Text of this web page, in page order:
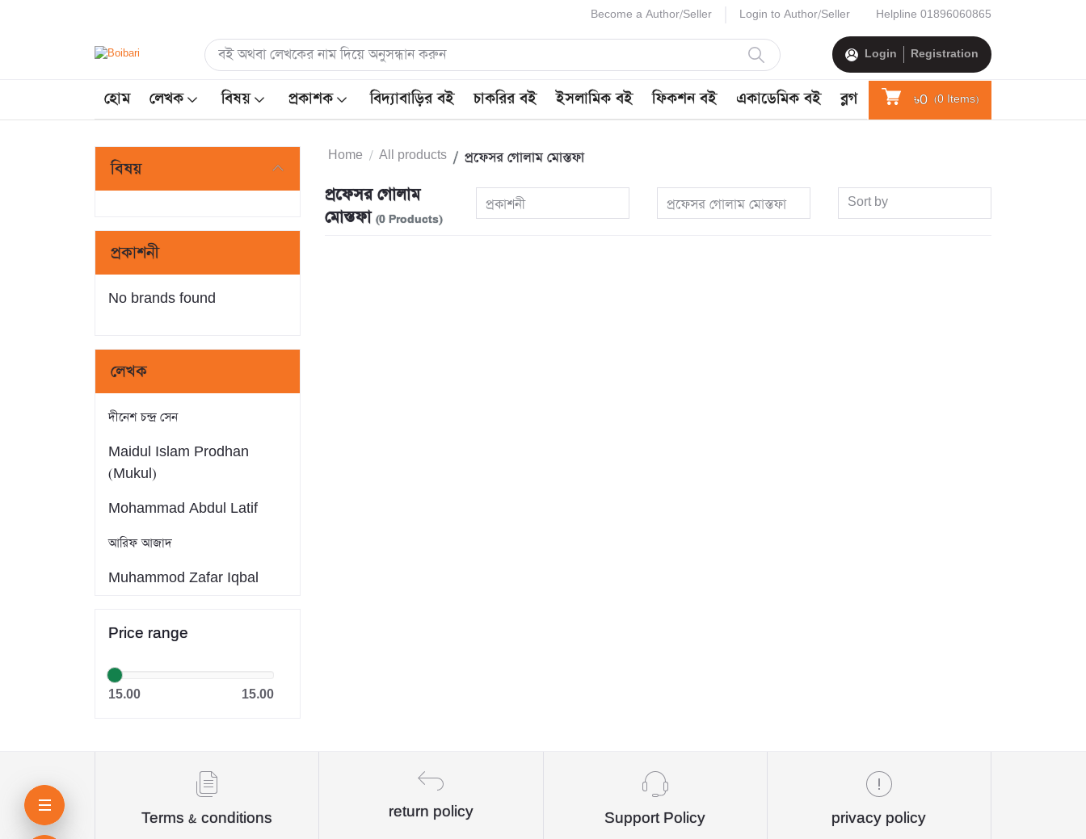
Become a Author/Seller Login to Author/Seller Helpline 01896060865
Login Registration
হোম লেখক বিষয় প্রকাশক বিদ্যাবাড়ির বই চাকরির বই ইসলামিক বই ফিকশন বই একাডেমিক বই ব্লগ ৳0 (0 Items)
বিষয়
প্রকাশনী
No brands found
লেখক
দীনেশ চন্দ্র সেন
Maidul Islam Prodhan
(Mukul)
Mohammad Abdul Latif
আরিফ আজাদ
Muhammod Zafar Iqbal
Dr. Khandaker Abdullah
Jahangir
কিউএনএ পাবলিকেশন্স লেখক পরিষদ
অর্কিড সম্পাদনা পর্ষদ (সম্পাদক)
Price range
15.00 15.00
Home All products প্রফেসর গোলাম মোস্তফা
প্রফেসর গোলাম
মোস্তফা (0 Products)
প্রকাশনী প্রফেসর গোলাম মোস্তফা Sort by
Terms & conditions return policy Support Policy privacy policy